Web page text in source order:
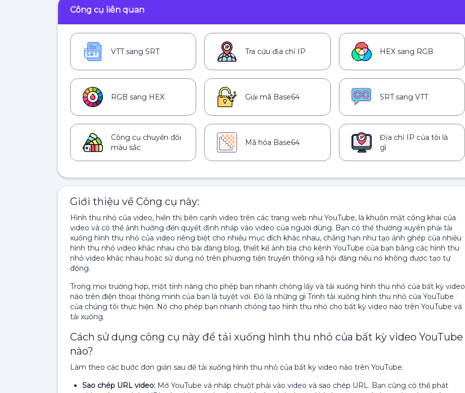
Công cụ liên quan
VTT sang SRT Tra cứu địa chỉ IP HEX sang RGB
RGB sang HEX Giải mã Base64 SRT sang VTT
Công cụ chuyển đổi
màu sắc
Mã hóa Base64
Địa chỉ IP của tôi là
gì
Giới thiệu về Công cụ này:
Hình thu nhỏ của video, hiển thị bên cạnh video trên các trang web như YouTube, là khuôn mặt công khai của
video và có thể ảnh hưởng đến quyết định nhấp vào video của người dùng. Bạn có thể thường xuyên phải tải
xuống hình thu nhỏ của video riêng biệt cho nhiều mục đích khác nhau, chẳng hạn như tạo ảnh ghép của nhiều
hình thu nhỏ video khác nhau cho bài đăng blog, thiết kế ảnh bìa cho kênh YouTube của bạn bằng các hình thu
nhỏ video khác nhau hoặc sử dụng nó trên phương tiện truyền thông xã hội đăng nếu nó không được tạo tự
động.
Trong mọi trường hợp, một tính năng cho phép bạn nhanh chóng lấy và tải xuống hình thu nhỏ của bất kỳ video
nào trên điện thoại thông minh của bạn là tuyệt vời. Đó là những gì Trình tải xuống hình thu nhỏ của YouTube
của chúng tôi thực hiện. Nó cho phép bạn nhanh chóng tạo hình thu nhỏ cho bất kỳ video nào trên YouTube và
tải xuống.
Cách sử dụng công cụ này để tải xuống hình thu nhỏ của bất kỳ video YouTube
nào?
Làm theo các bước đơn giản sau để tải xuống hình thu nhỏ của bất kỳ video nào trên YouTube:
Sao chép URL video: Mở YouTube và nhấp chuột phải vào video và sao chép URL. Bạn cũng có thể phát